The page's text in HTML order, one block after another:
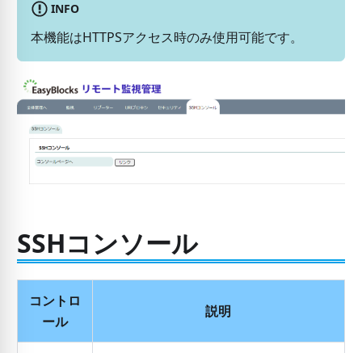
INFO
本機能はHTTPSアクセス時のみ使用可能です。
SSHコンソール
コントロ
ール
説明